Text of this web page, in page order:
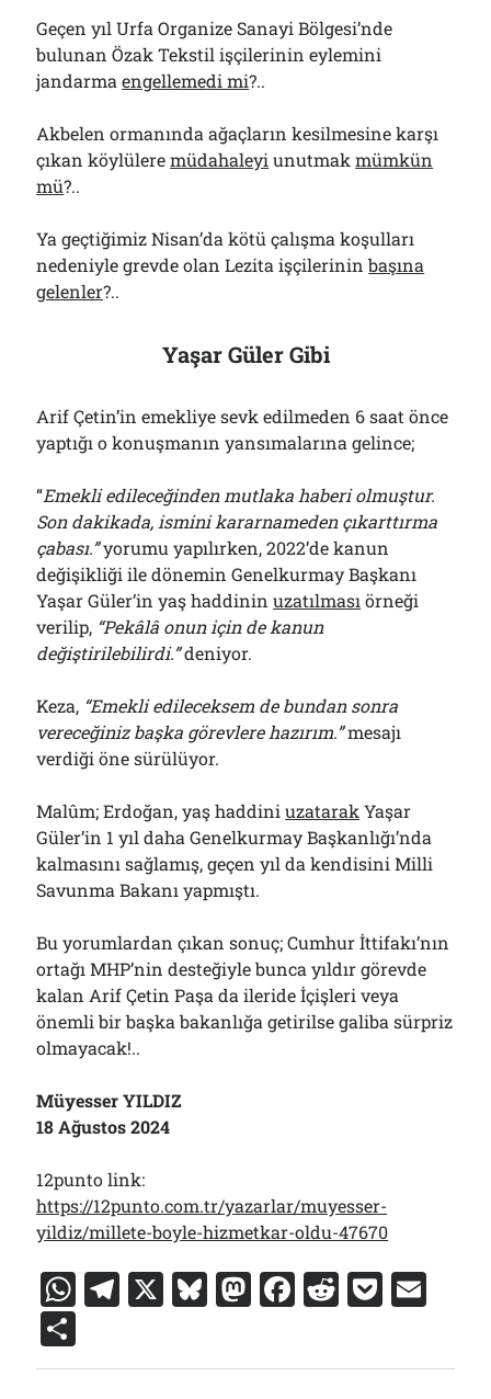
Geçen yıl Urfa Organize Sanayi Bölgesi’nde
bulunan Özak Tekstil işçilerinin eylemini
jandarmaengellemedi mi?..
Akbelen ormanında ağaçların kesilmesine karşı
çıkan köylüleremüdahaleyi unutmakmümkün
mü?..
Ya geçtiğimiz Nisan’da kötü çalışma koşulları
nedeniyle grevde olan Lezita işçilerininbaşına
gelenler?..
Yaşar Güler Gibi
Arif Çetin’in emekliye sevk edilmeden 6 saat önce
yaptığı o konuşmanın yansımalarına gelince;
“Emekli edileceğinden mutlaka haberi olmuştur.
Son dakikada, ismini kararnameden çıkarttırma
çabası.”yorumu yapılırken, 2022’de kanun
değişikliği ile dönemin Genelkurmay Başkanı
Yaşar Güler’in yaş haddininuzatılması örneği
verilip, “Pekâlâ onun için de kanun
değiştirilebilirdi.”deniyor.
Keza, “Emekli edileceksem de bundan sonra
vereceğiniz başka görevlere hazırım.”mesajı
verdiği öne sürülüyor.
Malûm; Erdoğan, yaş haddiniuzatarak Yaşar
Güler’in 1 yıl daha Genelkurmay Başkanlığı’nda
kalmasını sağlamış, geçen yıl da kendisini Milli
Savunma Bakanı yapmıştı.
Bu yorumlardan çıkan sonuç; Cumhur İttifakı’nın
ortağı MHP’nin desteğiyle bunca yıldır görevde
kalan Arif Çetin Paşa da ileride İçişleri veya
önemli bir başka bakanlığa getirilse galiba sürpriz
olmayacak!..
Müyesser YILDIZ
18 Ağustos 2024
12punto link:
https://12punto.com.tr/yazarlar/muyesser-
yildiz/millete-boyle-hizmetkar-oldu-47670
W
at
T
e
X Bl
e
M
st
F
c
R
d
P
c ai
h